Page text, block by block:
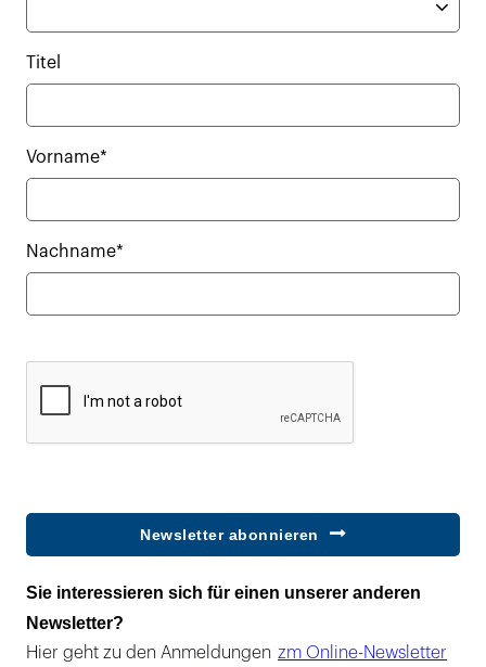
Titel
Vorname*
Nachname*
Newsletter abonnieren
Sie interessieren sich für einen unserer anderen
Newsletter?
Hier geht zu den Anmeldungen zm Online-Newsletter